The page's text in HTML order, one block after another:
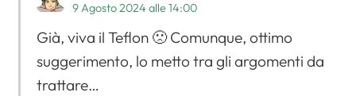
9 Agosto 2024 alle 14:00
Già, viva il Teflon 🙁 Comunque, ottimo
suggerimento, lo metto tra gli argomenti da
trattare…